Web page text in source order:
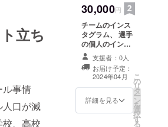
立ち
ル事情
人口が減
、高校
30,000円
チームのインス
タグラム、 選手
の個人のインス
タグラムのアカ
ウントを 使用し
て企業名を掲載
して宣伝活動を
いたします。 ク
ラブスポンサー
として、 女性ア
支援者：0人
お届け予定：
2024年04月
詳細を見る
こ
の
リ
タ
ー
ン
を
選
択
す
る